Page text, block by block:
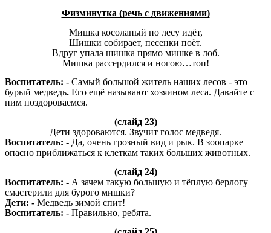
Физминутка (речь с движениями)
Мишка косолапый по лесу идёт,
Шишки собирает, песенки поёт.
Вдруг упала шишка прямо мишке в лоб.
Мишка рассердился и ногою…топ!
Воспитатель: - Самый большой житель наших лесов - это
бурый медведь. Его ещё называют хозяином леса. Давайте с
ним поздороваемся.
(слайд 23)
Дети здороваются. Звучит голос медведя.
Воспитатель: - Да, очень грозный вид и рык. В зоопарке
опасно приближаться к клеткам таких больших животных.
(слайд 24)
Воспитатель: - А зачем такую большую и тёплую берлогу
смастерили для бурого мишки?
Дети: - Медведь зимой спит!
Воспитатель: - Правильно, ребята.